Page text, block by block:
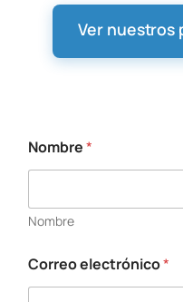
Ver nuestros
Nombre*
Nombre
s
u
Correo electrónico*